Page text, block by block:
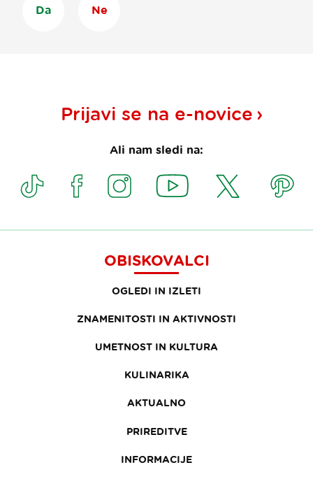
Da Ne
Prijavi se na e-novice
Ali nam sledi na:
OBISKOVALCI
OGLEDI IN IZLETI
ZNAMENITOSTI IN AKTIVNOSTI
UMETNOST IN KULTURA
KULINARIKA
AKTUALNO
PRIREDITVE
INFORMACIJE